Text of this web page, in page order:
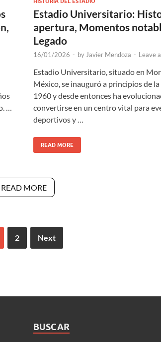
…
Estadio Universitario:
apertura, Momentos
Legado
16/01/2026 - by Javier Mendoza - Leave
Estadio Universitario, situado en
México, se inauguró a principios de la
1960 y desde entonces ha
convertirse en un centro vital para
deportivos y …
READ MORE
READ MORE
2 Next
BUSCAR